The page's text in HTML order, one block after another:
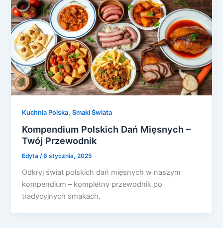
Kuchnia Polska,Smaki Świata
Kompendium Polskich Dań Mięsnych –
Twój Przewodnik
Edyta/6 stycznia, 2025
Odkryj świat polskich dań mięsnych w naszym
kompendium – kompletny przewodnik po
tradycyjnych smakach.